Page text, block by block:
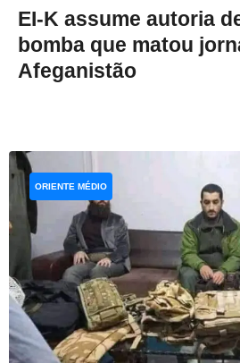
EI-K assume autoria
bomba que matou
Afeganistão
ORIENTE MÉDIO